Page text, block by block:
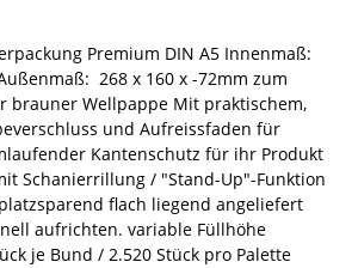
Premium DIN A5 Innenmaß:
268 x 160 x -72mm zum
brauner Wellpappe Mit praktischem,
und Aufreissfaden für
Kantenschutz für ihr Produkt
Schanierrillung / "Stand-Up"-Funktion
flach liegend angeliefert
aufrichten. variable Füllhöhe
je Bund / 2.520 Stück pro Palette